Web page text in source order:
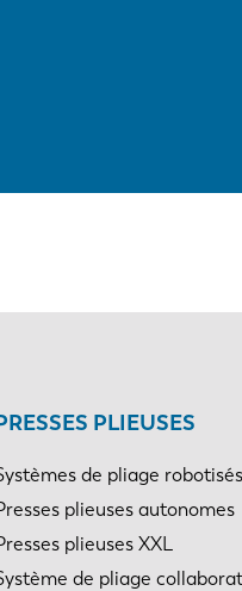
PLIEUSES
de pliage robotisés
plieuses autonomes
plieuses XXL
de pliage